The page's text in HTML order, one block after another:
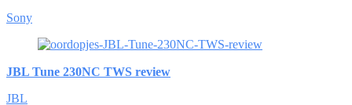
Sony
JBL Tune 230NC TWS review
JBL